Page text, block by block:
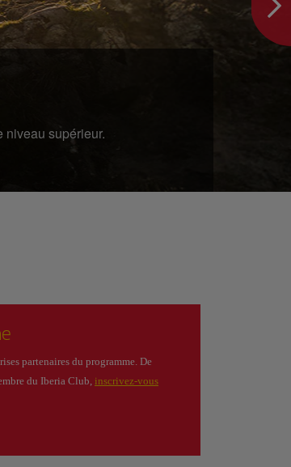
niveau supérieur.
partenaires du programme. De
du Iberia Club, inscrivez-vous